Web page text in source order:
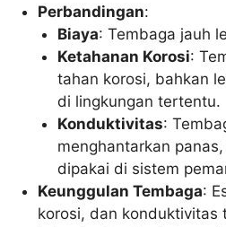
Perbandingan:
Biaya: Tembaga jauh
Ketahanan Korosi:
tahan korosi, bahkan
di lingkungan tertentu.
Konduktivitas:
menghantarkan
dipakai di sistem
Keunggulan Tembaga:
korosi, dan konduktivitas